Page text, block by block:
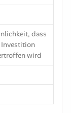
dass
wird